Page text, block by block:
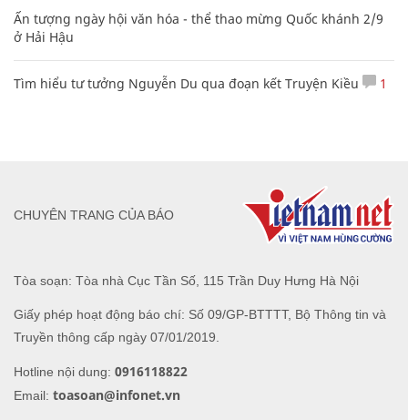
Ấn tượng ngày hội văn hóa - thể thao mừng Quốc khánh 2/9
ở Hải Hậu
Tìm hiểu tư tưởng Nguyễn Du qua đoạn kết Truyện Kiều 1
Tòa soạn: Tòa nhà Cục Tần Số, 115 Trần Duy Hưng Hà Nội
Giấy phép hoạt động báo chí: Số 09/GP-BTTTT, Bộ Thông tin và
Truyền thông cấp ngày 07/01/2019.
Hotline nội dung: 0916118822
Email: toasoan@infonet.vn
CHUYÊN TRANG CỦA BÁO